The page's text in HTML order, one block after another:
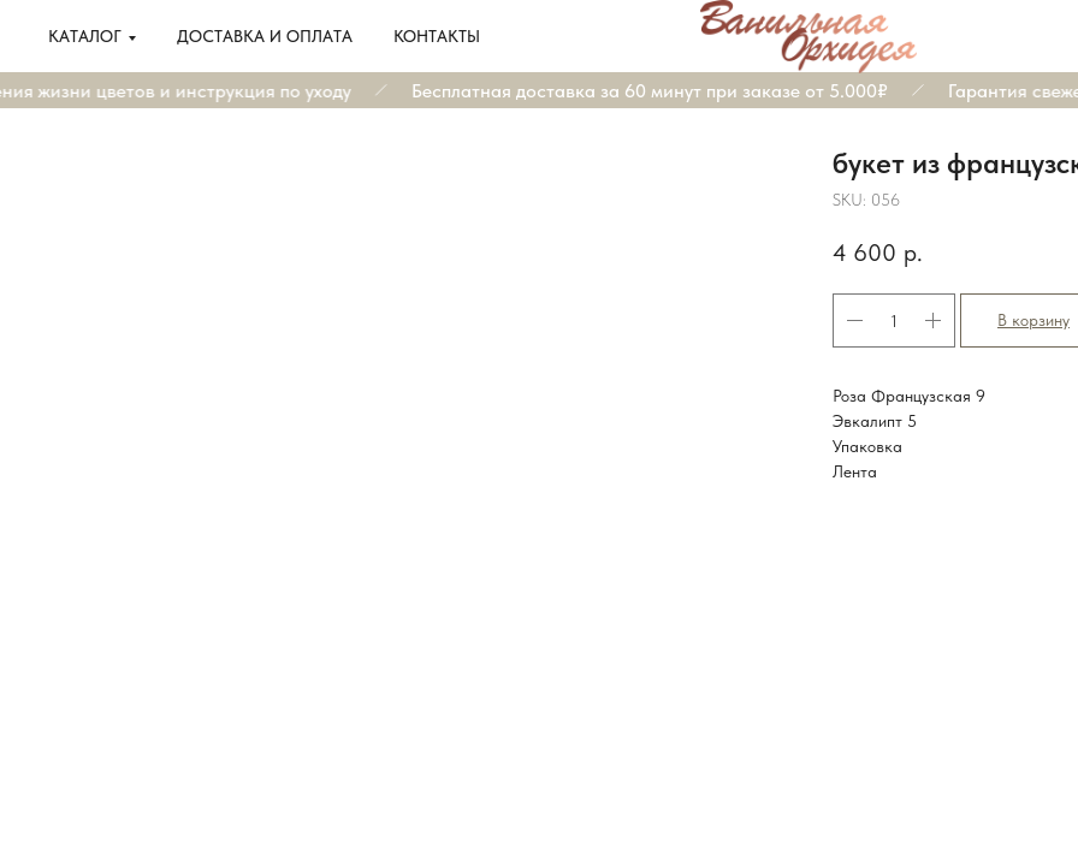
КАТАЛОГ ДОСТАВКА И ОПЛАТА КОНТАКТЫ
жизни цветов и инструкция по уходу Бесплатная доставка за 60 минут при заказе от 5.000₽ Гарантия
букет из
SKU: 056
4 600 р.
В корзину
Роза Французская 9
Эвкалипт 5
Упаковка
Лента